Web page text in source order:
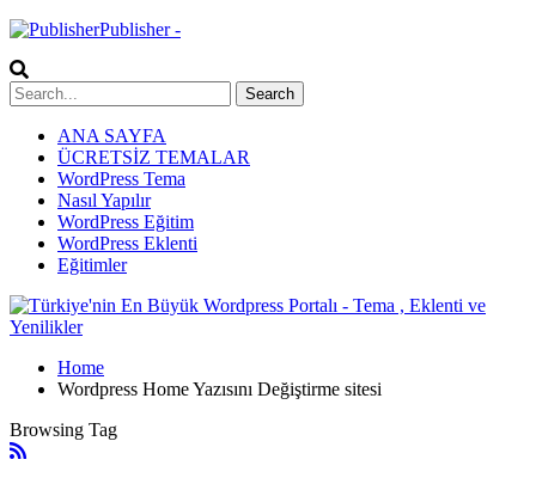
Publisher -
ANA SAYFA
ÜCRETSİZ TEMALAR
WordPress Tema
Nasıl Yapılır
WordPress Eğitim
WordPress Eklenti
Eğitimler
Home
Wordpress Home Yazısını Değiştirme sitesi
Browsing Tag